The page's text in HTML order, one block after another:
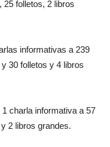
folletos, 2 libros
informativas a 239
30 folletos y 4 libros
charla informativa a 57
2 libros grandes.